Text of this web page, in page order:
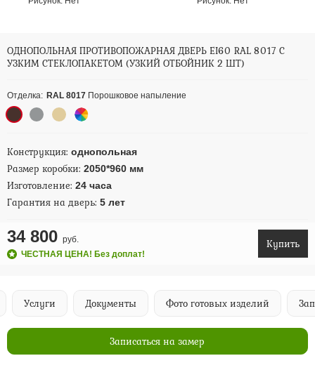
ОДНОПОЛЬНАЯ ПРОТИВОПОЖАРНАЯ ДВЕРЬ EI60 RAL 8017 С
УЗКИМ СТЕКЛОПАКЕТОМ (УЗКИЙ ОТБОЙНИК 2 ШТ)
Отделка: RAL 8017 Порошковое напыление
Конструкция: однопольная
Размер коробки: 2050*960 мм
Изготовление: 24 часа
Гарантия на дверь: 5 лет
34 800 руб.
ЧЕСТНАЯ ЦЕНА! Без доплат!
Купить
Услуги Документы Фото готовых изделий
Записаться на замер